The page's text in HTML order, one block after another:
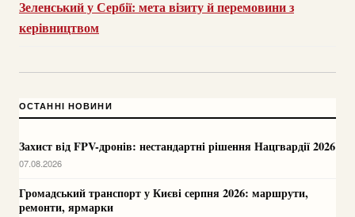
Зеленський у Сербії: мета візиту й перемовини з
керівництвом
ОСТАННІ НОВИНИ
Захист від FPV-дронів: нестандартні рішення Нацгвардії 2026
07.08.2026
Громадський транспорт у Києві серпня 2026: маршрути,
ремонти, ярмарки